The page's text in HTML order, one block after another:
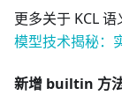
更多关于 KCL
模型技术揭秘：
新增 builtin 方